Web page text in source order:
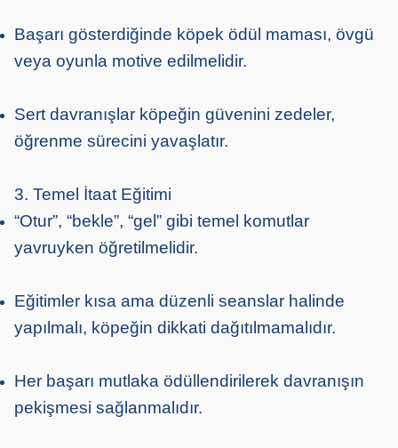
Başarı gösterdiğinde köpek ödül maması, övgü
veya oyunla motive edilmelidir.
Sert davranışlar köpeğin güvenini zedeler,
öğrenme sürecini yavaşlatır.
3. Temel İtaat Eğitimi
“Otur”, “bekle”, “gel” gibi temel komutlar
yavruyken öğretilmelidir.
Eğitimler kısa ama düzenli seanslar halinde
yapılmalı, köpeğin dikkati dağıtılmamalıdır.
Her başarı mutlaka ödüllendirilerek davranışın
pekişmesi sağlanmalıdır.